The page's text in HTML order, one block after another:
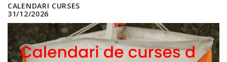
CALENDARI CURSES
31/12/2026